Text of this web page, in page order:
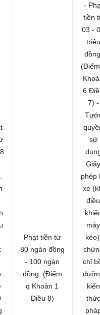
Phạt tiền từ
80 ngàn đồng
- 100 ngàn
đồng. (Điểm
q Khoản 1
Điều 8)
-
tiền
03 -
triệu
6
7) -
sử
Giấy
phép
xe
điều
máy
chỉ
kiến
thức